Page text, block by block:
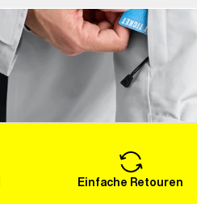
Einfache Retouren